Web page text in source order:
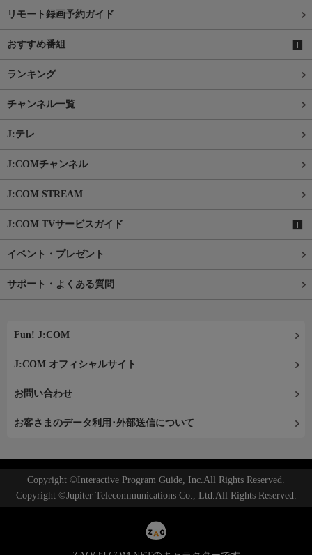
リモート録画予約ガイド
おすすめ番組
ランキング
チャンネル一覧
J:テレ
J:COMチャンネル
J:COM STREAM
J:COM TVサービスガイド
イベント・プレゼント
サポート・よくある質問
Fun! J:COM
J:COM オフィシャルサイト
お問い合わせ
お客さまのデータ利用･外部送信について
Copyright ©Interactive Program Guide, Inc.All Rights Reserved.
Copyright ©Jupiter Telecommunications Co., Ltd.All Rights Reserved.